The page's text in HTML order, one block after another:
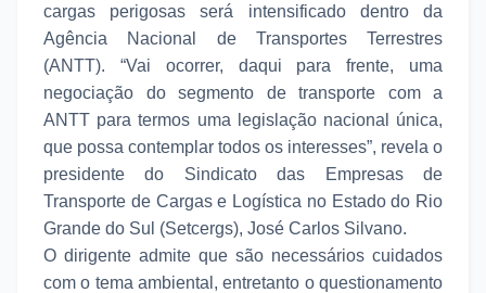
cargas perigosas será intensificado dentro da
Agência Nacional de Transportes Terrestres
(ANTT). “Vai ocorrer, daqui para frente, uma
negociação do segmento de transporte com a
ANTT para termos uma legislação nacional única,
que possa contemplar todos os interesses”, revela o
presidente do Sindicato das Empresas de
Transporte de Cargas e Logística no Estado do Rio
Grande do Sul (Setcergs), José Carlos Silvano.
O dirigente admite que são necessários cuidados
com o tema ambiental, entretanto o questionamento